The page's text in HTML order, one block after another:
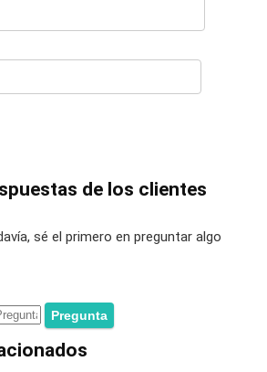
de los clientes
sé el primero en preguntar algo